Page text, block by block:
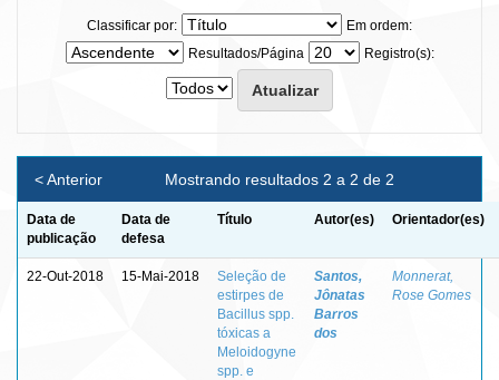
Classificar por:
Em ordem:
Resultados/Página
Registro(s):
Mostrando resultados 2 a 2 de 2
< Anterior
Data de
publicação
Data de
defesa
Título Autor(es) Orientador(es)
22-Out-2018 15-Mai-2018
Seleção de
estirpes de
Bacillus spp.
tóxicas a
Meloidogyne
spp. e
Santos,
Jônatas
Barros
dos
Monnerat,
Rose Gomes